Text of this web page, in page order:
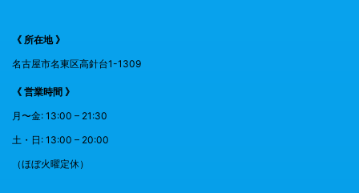
《 所在地 》
名古屋市名東区高針台1-1309
《 営業時間 》
月〜金: 13:00 – 21:30
土・日: 13:00 – 20:00
（ほぼ火曜定休）